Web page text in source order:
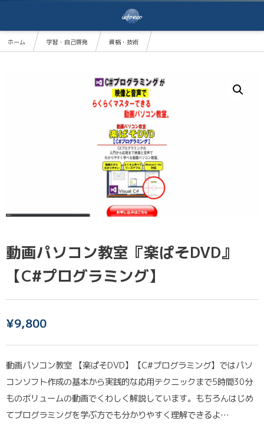
ホーム 学習・自己啓発
資格・技術
動画パソコン教室『楽ぱそDVD』
【C#プログラミング】
¥9,800
動画パソコン教室 【楽ぱそDVD】【C#プログラミング】ではパソ
コンソフト作成の基本から実践的な応用テクニックまで5時間30分
ものボリュームの動画でくわしく解説しています。もちろんはじめ
てプログラミングを学ぶ方でも分かりやすく理解できるよ…